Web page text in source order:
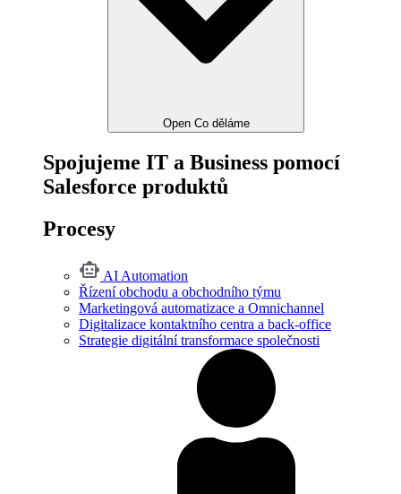
Open Co děláme
Spojujeme IT a Business pomocí
Salesforce produktů
Procesy
AI Automation
Řízení obchodu a obchodního týmu
Marketingová automatizace a Omnichannel
Digitalizace kontaktního centra a back-office
Strategie digitální transformace společnosti